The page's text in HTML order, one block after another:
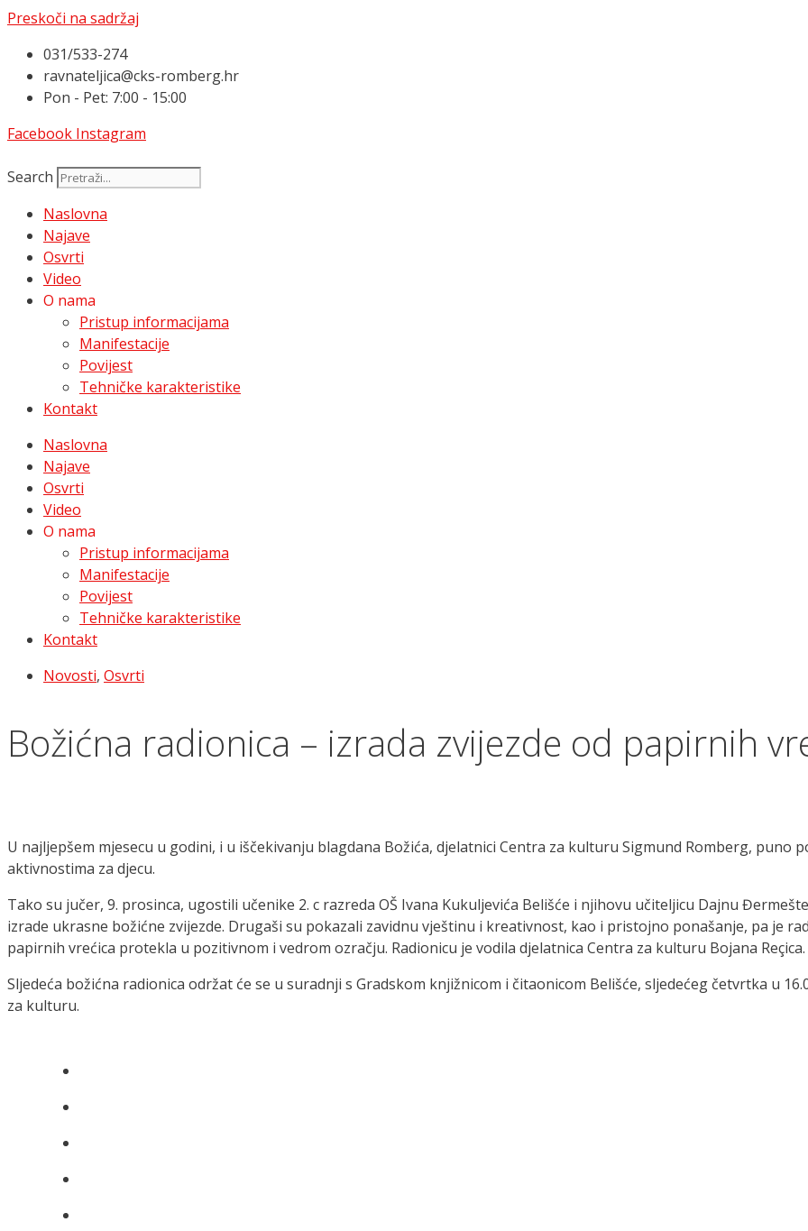
Preskoči na sadržaj
031/533-274
ravnateljica@cks-romberg.hr
Pon - Pet: 7:00 - 15:00
Facebook Instagram
Search
Naslovna
Najave
Osvrti
Video
O nama
Pristup informacijama
Manifestacije
Povijest
Tehničke karakteristike
Kontakt
Naslovna
Najave
Osvrti
Video
O nama
Pristup informacijama
Manifestacije
Povijest
Tehničke karakteristike
Kontakt
Novosti, Osvrti
Božićna radionica – izrada zvijezde od papirnih
U najljepšem mjesecu u godini, i u iščekivanju blagdana Božića, djelatnici Centra za kulturu Sigmund Romberg, puno
aktivnostima za djecu.
Tako su jučer, 9. prosinca, ugostili učenike 2. c razreda OŠ Ivana Kukuljevića Belišće i njihovu učiteljicu Dajnu
izrade ukrasne božićne zvijezde. Drugaši su pokazali zavidnu vještinu i kreativnost, kao i pristojno ponašanje, pa je
papirnih vrećica protekla u pozitivnom i vedrom ozračju. Radionicu je vodila djelatnica Centra za kulturu Bojana Reçica.
Sljedeća božićna radionica održat će se u suradnji s Gradskom knjižnicom i čitaonicom Belišće, sljedećeg četvrtka u
za kulturu.